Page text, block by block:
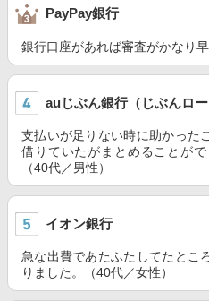
PayPay銀行
銀行口座があれば審査がかなり
auじぶん銀行（じぶんロー
支払いが足りない時に助かった
借りていたがまとめることが
（40代／男性）
イオン銀行
急な出費であたふたしてたとこ
りました。（40代／女性）